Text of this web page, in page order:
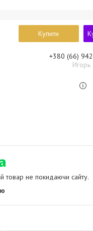
Купити
+380 (66)
Игорь
товар не покидаючи сайту.